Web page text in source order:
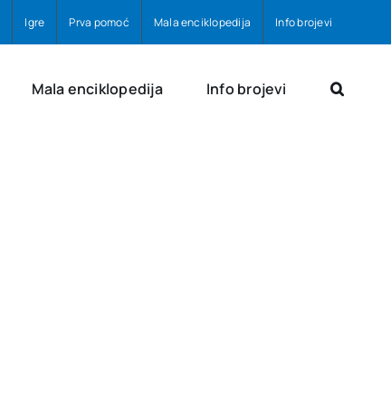
Igre Prva pomoć Mala enciklopedija Info brojevi
Mala enciklopedija Info brojevi